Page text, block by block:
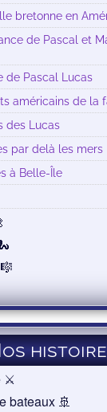
bretonne en
de Pascal et
de Pascal Lucas
américains de la
des Lucas
par delà les mers
à Belle-Île
⚔️
bateaux 🚢